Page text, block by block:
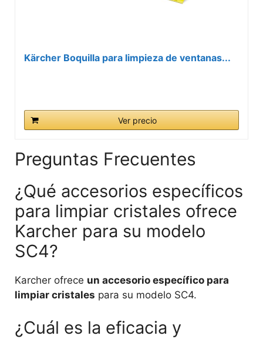
Kärcher Boquilla para limpieza de ventanas...
Ver precio
Preguntas Frecuentes
¿Qué accesorios específicos
para limpiar cristales ofrece
Karcher para su modelo
SC4?
Karcher ofrece un accesorio específico para
limpiar cristales para su modelo SC4.
¿Cuál es la eficacia y